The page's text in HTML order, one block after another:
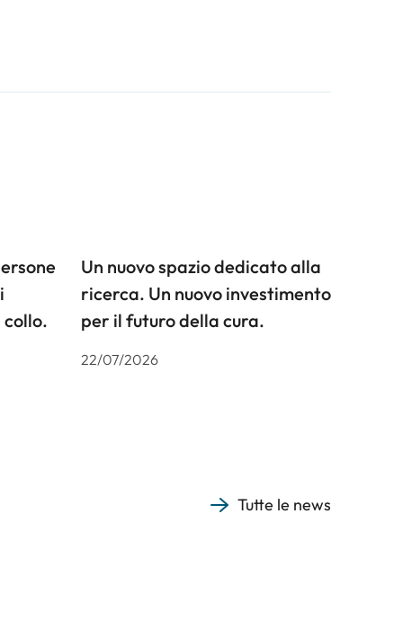
Un nuovo spazio dedicato alla
ricerca. Un nuovo investimento
per il futuro della cura.
22/07/2026
Tutte le news